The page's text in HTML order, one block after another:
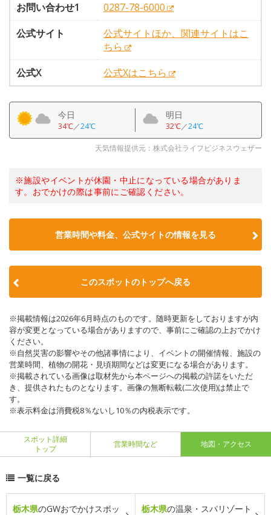
お問い合わせ1
0287-78-6000
公式サイト
公式サイトほか、関連サイトはこ
ちら
公式X
公式Xはこちら
今日
34℃／24℃
明日
32℃／24℃
天気情報提供元：株式会社ライフビジネスウェザー
※施設やイベントが休園・中止になっている場合がありま
す。おでかけの際は事前にご確認ください。
営業時間や料金、公式サイトの情報を見る
このスポットのトップへ戻る
※掲載情報は2026年6月時点のものです。随時更新をしておりますが内
容が変更となっている場合がありますので、事前にご確認の上おでかけ
ください。
※自然災害の影響やその他諸事情により、イベントの開催情報、施設の
営業時間、植物の開花・見頃期間などは変更になる場合があります。
※掲載されている画像は取材先から本ページへの掲載の許諾をいただ
き、提供されたものとなります。画像の無断転載(二次使用)は禁止で
す。
※表示料金は消費税8％ないし10％の内税表示です。
スポット詳細
トップ
営業時間など 地図・アクセス
一覧に戻る
栃木県のGWおでかけスポッ
栃木県の温泉・スパリゾート